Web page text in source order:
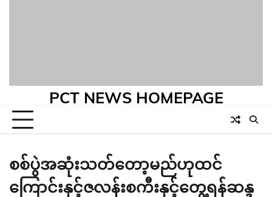
PCT NEWS HOMEPAGE
စစ်ပွဲအဆုံးသတ်တော့မည်ဟုထင်
ကြောင်းနှင့်ဇလန်းစကီးနှင့်တွေ့ရန်ဆန္ဒ